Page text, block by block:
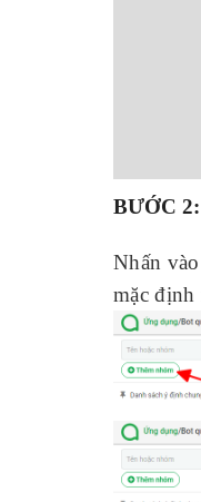
BƯỚC
Nhấn
mặc